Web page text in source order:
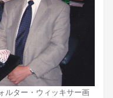
ルター・ウィッキサー画